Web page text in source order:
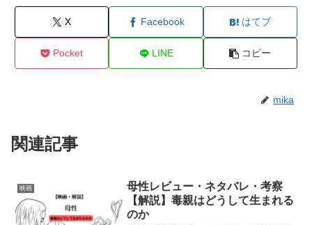
X Facebook はてブ
Pocket LINE コピー
mika
関連記事
映画
母性レビュー・ネタバレ・考察
【解説】毒親はどうして生まれる
のか